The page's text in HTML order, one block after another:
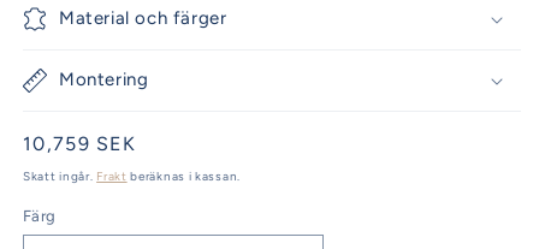
Material och färger
Montering
Ordinarie
pris
10,759 SEK
Skatt ingår. Frakt beräknas i kassan.
Färg